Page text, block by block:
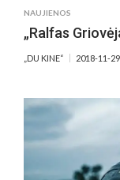
NAUJIENOS
„Ralfas
„DU KINE“ 2018-11-